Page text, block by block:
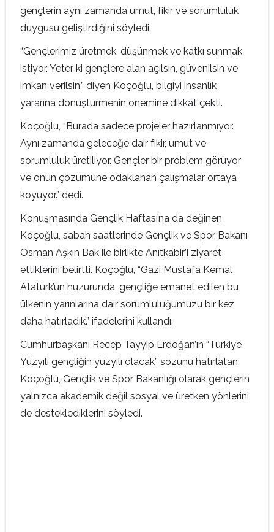
gençlerin aynı zamanda umut, fikir ve sorumluluk
duygusu geliştirdiğini söyledi.
“Gençlerimiz üretmek, düşünmek ve katkı sunmak
istiyor. Yeter ki gençlere alan açılsın, güvenilsin ve
imkan verilsin.” diyen Koçoğlu, bilgiyi insanlık
yararına dönüştürmenin önemine dikkat çekti.
Koçoğlu, “Burada sadece projeler hazırlanmıyor.
Aynı zamanda geleceğe dair fikir, umut ve
sorumluluk üretiliyor. Gençler bir problem görüyor
ve onun çözümüne odaklanan çalışmalar ortaya
koyuyor.” dedi.
Konuşmasında Gençlik Haftası’na da değinen
Koçoğlu, sabah saatlerinde Gençlik ve Spor Bakanı
Osman Aşkın Bak ile birlikte Anıtkabir’i ziyaret
ettiklerini belirtti. Koçoğlu, “Gazi Mustafa Kemal
Atatürk’ün huzurunda, gençliğe emanet edilen bu
ülkenin yarınlarına dair sorumluluğumuzu bir kez
daha hatırladık.” ifadelerini kullandı.
Cumhurbaşkanı Recep Tayyip Erdoğan’ın “Türkiye
Yüzyılı gençliğin yüzyılı olacak” sözünü hatırlatan
Koçoğlu, Gençlik ve Spor Bakanlığı olarak gençlerin
yalnızca akademik değil sosyal ve üretken yönlerini
de desteklediklerini söyledi.